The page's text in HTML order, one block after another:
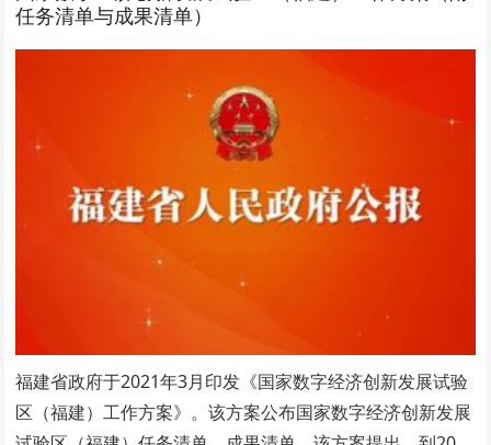
任务清单与成果清单）
福建省政府于2021年3月印发《国家数字经济创新发展试验
区（福建）工作方案》。该方案公布国家数字经济创新发展